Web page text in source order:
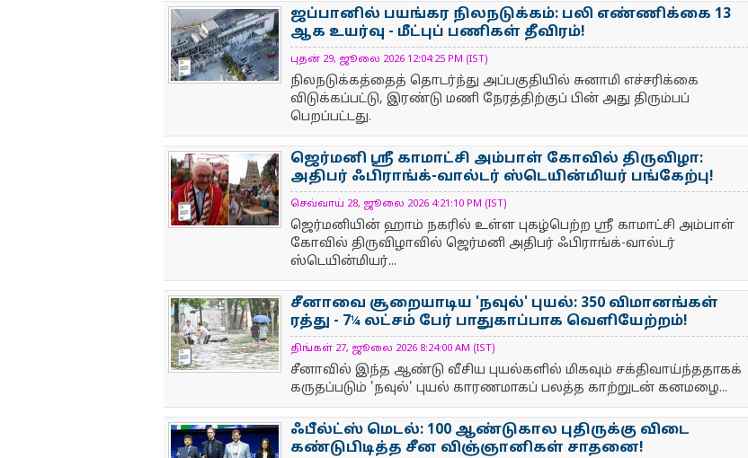
NewsIcon
ஜப்பானில் பயங்கர நிலநடுக்கம்: பலி எண்ணிக்கை 13
ஆக உயர்வு - மீட்புப் பணிகள் தீவிரம்!
புதன் 29, ஜூலை 2026 12:04:25 PM (IST)
நிலநடுக்கத்தைத் தொடர்ந்து அப்பகுதியில் சுனாமி எச்சரிக்கை
விடுக்கப்பட்டு, இரண்டு மணி நேரத்திற்குப் பின் அது திரும்பப்
பெறப்பட்டது.
NewsIcon
ஜெர்மனி ஸ்ரீ காமாட்சி அம்பாள் கோவில் திருவிழா:
அதிபர் ஃபிராங்க்-வால்டர் ஸ்டெயின்மியர் பங்கேற்பு!
செவ்வாய் 28, ஜூலை 2026 4:21:10 PM (IST)
ஜெர்மனியின் ஹாம் நகரில் உள்ள புகழ்பெற்ற ஸ்ரீ காமாட்சி அம்பாள்
கோவில் திருவிழாவில் ஜெர்மனி அதிபர் ஃபிராங்க்-வால்டர்
ஸ்டெயின்மியர்...
NewsIcon
சீனாவை சூறையாடிய 'நவுல்' புயல்: 350 விமானங்கள்
ரத்து - 7¼ லட்சம் பேர் பாதுகாப்பாக வெளியேற்றம்!
திங்கள் 27, ஜூலை 2026 8:24:00 AM (IST)
சீனாவில் இந்த ஆண்டு வீசிய புயல்களில் மிகவும் சக்திவாய்ந்ததாகக்
கருதப்படும் 'நவுல்' புயல் காரணமாகப் பலத்த காற்றுடன் கனமழை...
ஃபீல்ட்ஸ் மெடல்: 100 ஆண்டுகால புதிருக்கு விடை
கண்டுபிடித்த சீன விஞ்ஞானிகள் சாதனை!